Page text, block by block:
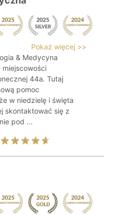
Pokaż więcej >>
& Medycyna
miejscowości
44a. Tutaj
pomoc
w niedzielę i święta
skontaktować się z
pod ...